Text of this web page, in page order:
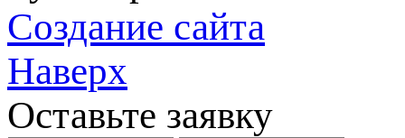
Создание сайта
Наверх
Оставьте заявку